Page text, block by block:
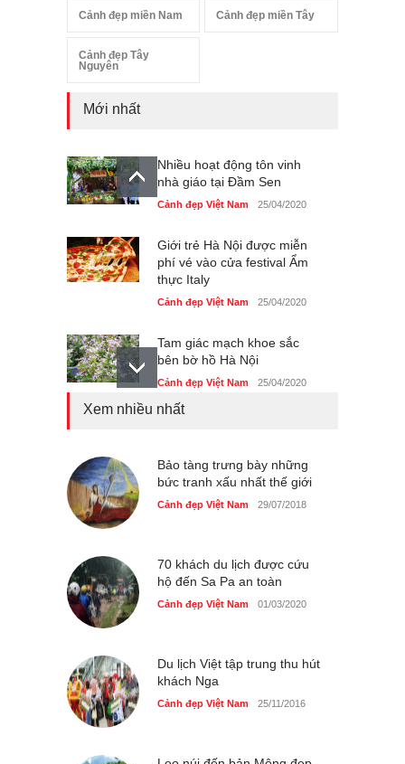
Cảnh đẹp miền Nam Cảnh đẹp miền Tây
Cảnh đẹp Tây
Nguyên
Mới nhất
Nhiều hoạt động tôn vinh
nhà giáo tại Đầm Sen
Cảnh đẹp Việt Nam 25/04/2020
Giới trẻ Hà Nội được miễn
phí vé vào cửa festival Ẩm
thực Italy
Cảnh đẹp Việt Nam 25/04/2020
Tam giác mạch khoe sắc
bên bờ hồ Hà Nội
Cảnh đẹp Việt Nam 25/04/2020
Cảnh đẹp Việt Nam 24/04/2020
Những món ăn đồng quê
Xem nhiều nhất
Bảo tàng trưng bày những
bức tranh xấu nhất thế giới
Cảnh đẹp Việt Nam 29/07/2018
70 khách du lịch được cứu
hộ đến Sa Pa an toàn
Cảnh đẹp Việt Nam 01/03/2020
Du lịch Việt tập trung thu hút
khách Nga
Cảnh đẹp Việt Nam 25/11/2016